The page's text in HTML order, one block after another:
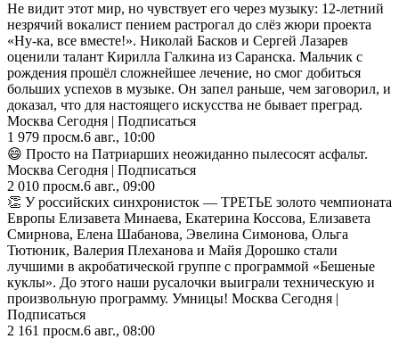
Не видит этот мир, но чувствует его через музыку: 12-летний
незрячий вокалист пением растрогал до слёз жюри проекта
«Ну-ка, все вместе!». Николай Басков и Сергей Лазарев
оценили талант Кирилла Галкина из Саранска. Мальчик с
рождения прошёл сложнейшее лечение, но смог добиться
больших успехов в музыке. Он запел раньше, чем заговорил, и
доказал, что для настоящего искусства не бывает преград.
Москва Сегодня | Подписаться
1 979 просм.6 авг., 10:00
😄 Просто на Патриарших неожиданно пылесосят асфальт.
Москва Сегодня | Подписаться
2 010 просм.6 авг., 09:00
👏 У российских синхронисток — ТРЕТЬЕ золото чемпионата
Европы Елизавета Минаева, Екатерина Коссова, Елизавета
Смирнова, Елена Шабанова, Эвелина Симонова, Ольга
Тютюник, Валерия Плеханова и Майя Дорошко стали
лучшими в акробатической группе с программой «Бешеные
куклы». До этого наши русалочки выиграли техническую и
произвольную программу. Умницы! Москва Сегодня |
Подписаться
2 161 просм.6 авг., 08:00